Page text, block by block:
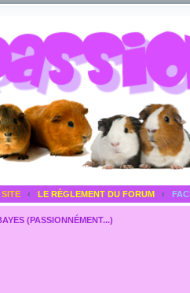
‹ LE RÈGLEMENT DU FORUM ‹
(PASSIONNÉMENT...)